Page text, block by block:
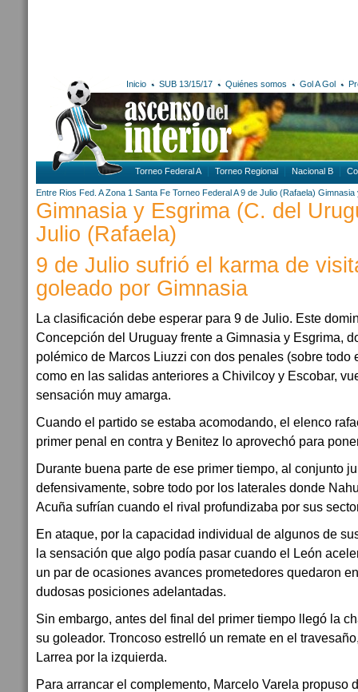
Inicio SUB 13/15/17 Quiénes somos Gol A Gol
Torneo Federal A Torneo Regional Nacional B
Entre Rios Fed. A Zona 1 Santa Fe Torneo Federal A 9 de Julio (Rafaela) Gimnasia
Gimnasia y Esgrima (C. del
Julio (Rafaela)
9 de Julio sufrió el karma de
goleado por Gimnasia
La clasificación debe esperar para 9 de Julio. Este
Concepción del Uruguay frente a Gimnasia y Esgrima,
polémico de Marcos Liuzzi con dos penales (sobre todo
como en las salidas anteriores a Chivilcoy y Escobar,
sensación muy amarga.
Cuando el partido se estaba acomodando, el elenco
primer penal en contra y Benitez lo aprovechó para
Durante buena parte de ese primer tiempo, al conjunto
defensivamente, sobre todo por los laterales donde
Acuña sufrían cuando el rival profundizaba por sus
En ataque, por la capacidad individual de algunos de
la sensación que algo podía pasar cuando el León
un par de ocasiones avances prometedores quedaron
dudosas posiciones adelantadas.
Sin embargo, antes del final del primer tiempo llegó la
su goleador. Troncoso estrelló un remate en el
Larrea por la izquierda.
Para arrancar el complemento, Marcelo Varela propuso